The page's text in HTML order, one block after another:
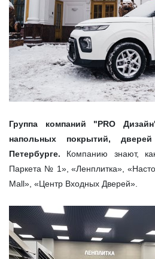
Группа компаний "PRO
напольных покрытий,
Петербурге. Компанию знают,
Паркета № 1», «Ленплитка»,
Mall», «Центр Входных Дверей».